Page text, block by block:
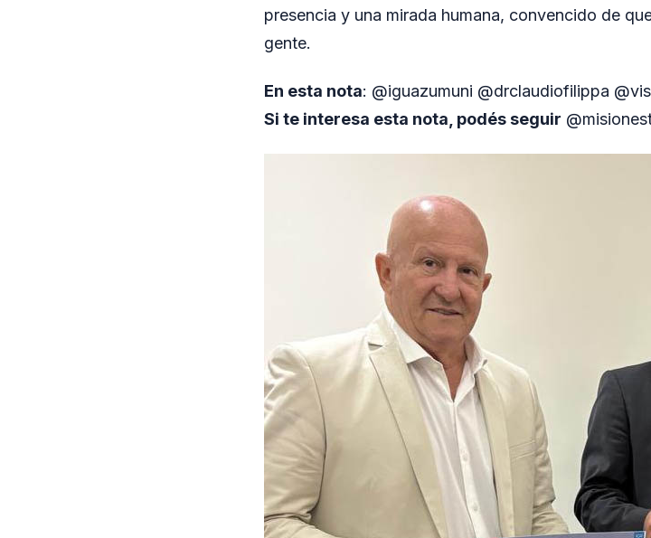
presencia y una mirada humana, convencido de
gente.
En esta nota: @iguazumuni @drclaudiofilippa
Si te interesa esta nota, podés seguir